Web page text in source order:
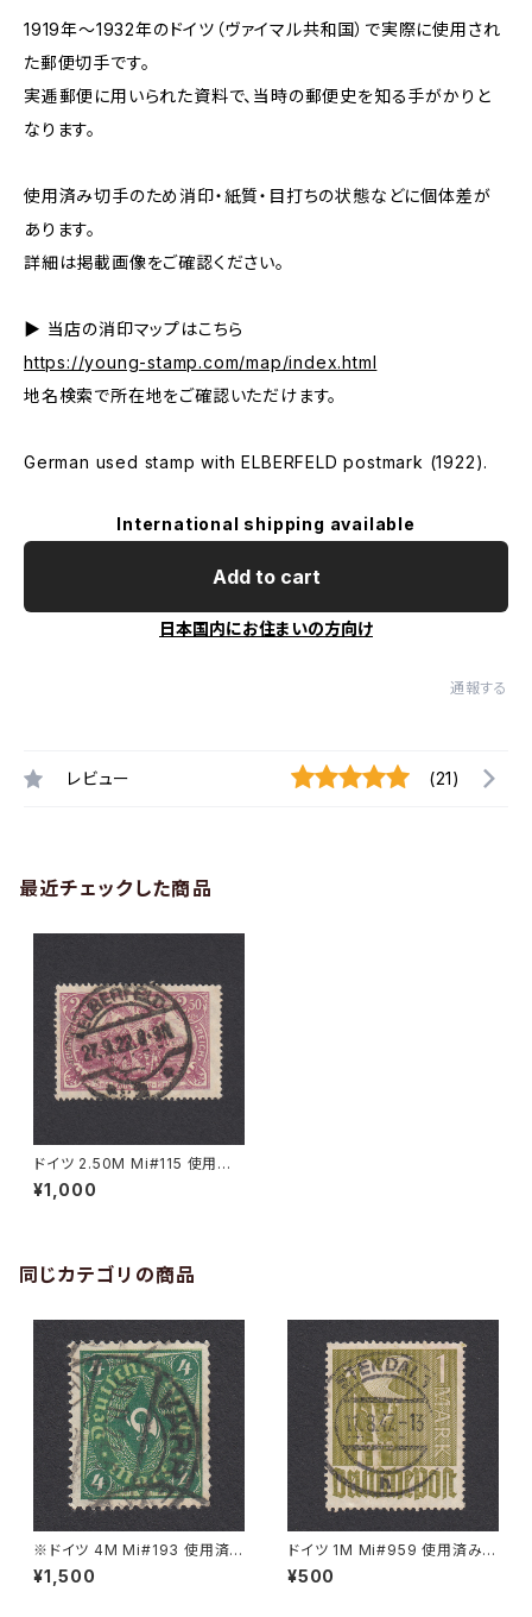
1919年～1932年のドイツ（ヴァイマル共和国）で実際に使用され
た郵便切手です。
実逓郵便に用いられた資料で、当時の郵便史を知る手がかりと
なります。
使用済み切手のため消印・紙質・目打ちの状態などに個体差が
あります。
詳細は掲載画像をご確認ください。
▶ 当店の消印マップはこちら
https://young-stamp.com/map/index.html
地名検索で所在地をご確認いただけます。
German used stamp with ELBERFELD postmark (1922).
International shipping available
Add to cart
日本国内にお住まいの方向け
通報する
レビュー (21)
最近チェックした商品
ドイツ 2.50M Mi#115 使用済
み切手｜ELBERFELD 27.9.19
22
¥1,000
同じカテゴリの商品
※ドイツ 4M Mi#193 使用済
み切手｜VARREL 30.11.1922
¥1,500
ドイツ 1M Mi#959 使用済み切
手｜STENDAL 11.8.1947
¥500